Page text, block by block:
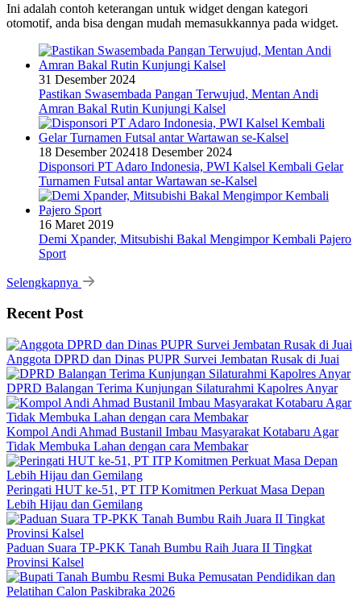
Ini adalah contoh keterangan untuk widget dengan kategori
otomotif, anda bisa dengan mudah memasukkannya pada widget.
31 Desember 2024
Pastikan Swasembada Pangan Terwujud, Mentan Andi
Amran Bakal Rutin Kunjungi Kalsel
18 Desember 202418 Desember 2024
Disponsori PT Adaro Indonesia, PWI Kalsel Kembali Gelar
Turnamen Futsal antar Wartawan se-Kalsel
16 Maret 2019
Demi Xpander, Mitsubishi Bakal Mengimpor Kembali Pajero
Sport
Selengkapnya
Recent Post
Anggota DPRD dan Dinas PUPR Survei Jembatan Rusak di Juai
DPRD Balangan Terima Kunjungan Silaturahmi Kapolres Anyar
Kompol Andi Ahmad Bustanil Imbau Masyarakat Kotabaru Agar
Tidak Membuka Lahan dengan cara Membakar
Peringati HUT ke-51, PT ITP Komitmen Perkuat Masa Depan
Lebih Hijau dan Gemilang
Paduan Suara TP-PKK Tanah Bumbu Raih Juara II Tingkat
Provinsi Kalsel